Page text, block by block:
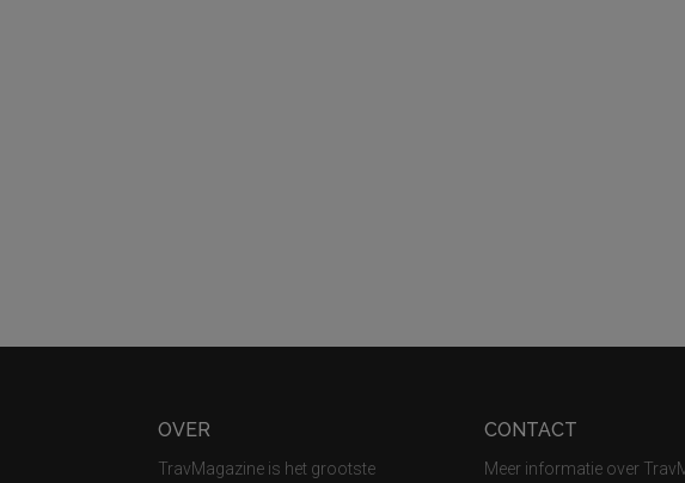
OVER
TravMagazine is het grootste
CONTACT
Meer informatie over